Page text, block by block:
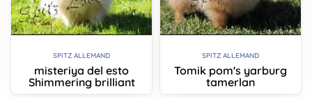
SPITZ ALLEMAND
misteriya del esto
Shimmering brilliant
SPITZ ALLEMAND
Tomik pom's yarburg
tamerlan